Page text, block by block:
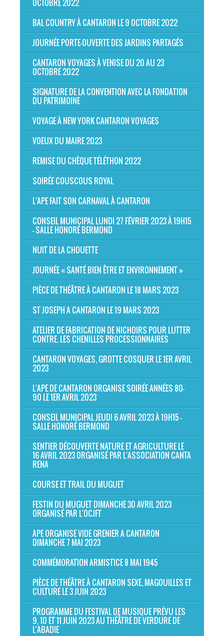
OCTOBRE 2022
BAL COUNTRY À CANTARON LE 9 OCTOBRE 2022
JOURNÉE PORTE-OUVERTE DES JARDINS PARTAGÉS
CANTARON VOYAGES À VENISE DU 20 AU 23
OCTOBRE 2022
SIGNATURE DE LA CONVENTION AVEC LA FONDATION
DU PATRIMOINE
VOYAGE À NEW YORK CANTARON VOYAGES
VOEUX DU MAIRE 2023
REMISE DU CHÈQUE TÉLÉTHON 2022
SOIRÉE COUSCOUS ROYAL
L'APE FAIT SON CARNAVAL À CANTARON
CONSEIL MUNICIPAL LUNDI 27 FÉVRIER 2023 À 19H15
- SALLE HONORÉ BERMOND
NUIT DE LA CHOUETTE
JOURNÉE « SANTÉ BIEN ÊTRE ET ENVIRONNEMENT »
PIÈCE DE THÉÂTRE À CANTARON LE 18 MARS 2023
ST JOSEPH A CANTARON LE 19 MARS 2023
ATELIER DE FABRICATION DE NICHOIRS POUR LUTTER
CONTRE. LES CHENILLES PROCESSIONNAIRES
CANTARON VOYAGES, GROTTE COSQUER LE 1ER AVRIL
2023
L'APE DE CANTARON ORGANISE SOIRÉE ANNÉES 80-
90 LE 1ER AVRIL 2023
CONSEIL MUNICIPAL JEUDI 6 AVRIL 2023 À 19H15 -
SALLE HONORÉ BERMOND
SENTIER DÉCOUVERTE NATURE ET AGRICULTURE LE
16 AVRIL 2023 ORGANISÉ PAR L'ASSOCIATION CANTA
RENA
COURSE ET TRAIL DU MUGUET
FESTIN DU MUGUET DIMANCHE 30 AVRIL 2023
ORGANISÉ PAR L'OCJFT
APE ORGANISE VIDE GRENIER A CANTARON
DIMANCHE 7 MAI 2023
COMMÉMORATION ARMISTICE 8 MAI 1945
PIÈCE DE THÉÂTRE À CANTARON SEXE, MAGOUILLES ET
CULTURE LE 3 JUIN 2023
PROGRAMME DU FESTIVAL DE MUSIQUE PRÉVU LES
9, 10 ET 11 JUIN 2023 AU THÉÂTRE DE VERDURE DE
L'ABADIE